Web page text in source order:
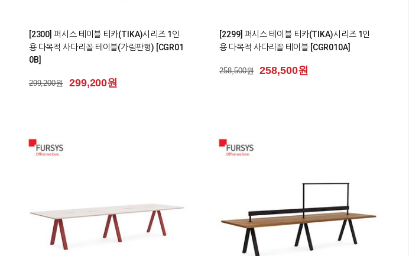
[2300] 퍼시스 테이블 티카(TIKA)시리즈 1인
용 다목적 사다리꼴 테이블(가림판형) [CGR01
0B]
299,200원 299,200원
[2299] 퍼시스 테이블 티카(TIKA)시리즈 1인
용 다목적 사다리꼴 테이블 [CGR010A]
258,500원 258,500원